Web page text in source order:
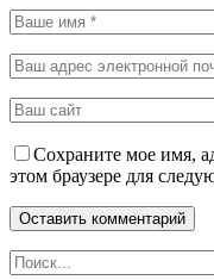
Сохраните мое имя,
этом браузере для